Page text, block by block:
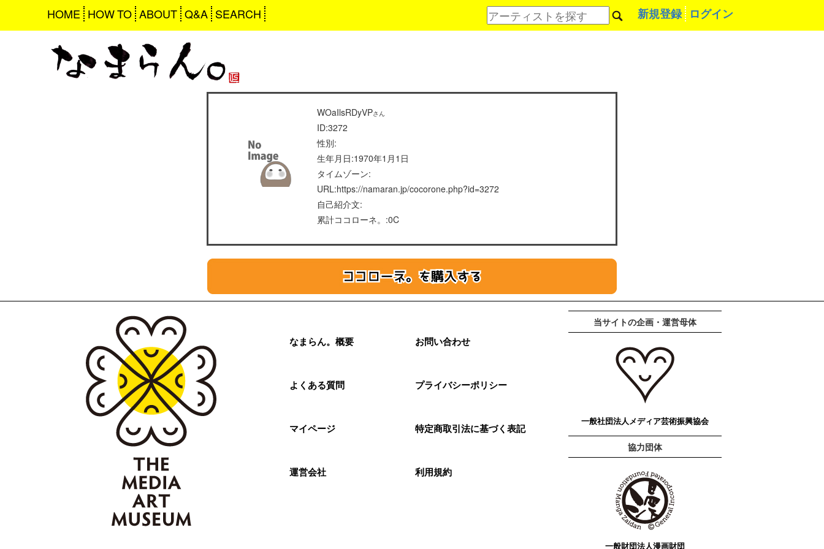
HOME HOW TO ABOUT Q&A SEARCH 新規登録 ログイン
WOaIlsRDyVPさん
ID:3272
性別:
生年月日:1970年1月1日
タイムゾーン:
URL:https://namaran.jp/cocorone.php?id=3272
自己紹介文:
累計ココローネ。:0C
なまらん。概要
よくある質問
マイページ
運営会社
お問い合わせ
プライバシーポリシー
特定商取引法に基づく表記
利用規約
当サイトの企画・運営母体
一般社団法人メディア芸術振興協会
協力団体
一般財団法人漫画財団